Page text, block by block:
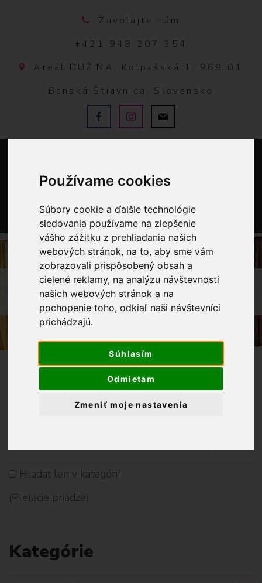
Používame cookies
Súbory cookie a ďalšie technológie
sledovania používame na zlepšenie
vášho zážitku z prehliadania našich
webových stránok, na to, aby sme vám
zobrazovali prispôsobený obsah a
cielené reklamy, na analýzu návštevnosti
našich webových stránok a na
pochopenie toho, odkiaľ naši návštevníci
prichádzajú.
Súhlasím
Odmietam
Zmeniť moje nastavenia
Zavolajte nám
+421 948 207 354
Areál DUŽINA, Kolpašská 1, 969 01
Banská Štiavnica, Slovensko
0
P
l
e
t
a
c
i
e
p
r
i
a
e
OBCHOD PRIADZE
PLETACIE PRIADZE
Vyhladať Produkt
D
Hladať len v kategórií
(Pletacie priadze)
Kategórie